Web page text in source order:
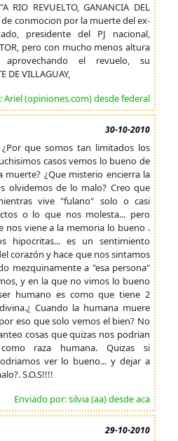
REVUELTO, GANANCIA DEL
de conmocion por la muerte del ex-
presidente del PJ nacional,
pero con mucho menos altura
el revuelo, su
DE VILLAGUAY,
Ariel (opiniones.com) desde federal
30-10-2010
que somos tan limitados los
casos vemos lo bueno de
muerte? ¿Que misterio encierra la
olvidemos de lo malo? Creo que
vive "fulano" solo o casi
o lo que nos molesta... pero
nos viene a la memoria lo bueno .
hipocritas... es un sentimiento
corazón y hace que nos sintamos
mezquinamente a "esa persona"
y en la que no vimos lo bueno
humano es como que tiene 2
Cuando la humana muere
eso que solo vemos el bien? No
cosas que quizas nos podrian
raza humana. Quizas si
ver lo bueno... y dejar a
S.O.S!!!!
Enviado por: silvia (aa) desde aca
29-10-2010